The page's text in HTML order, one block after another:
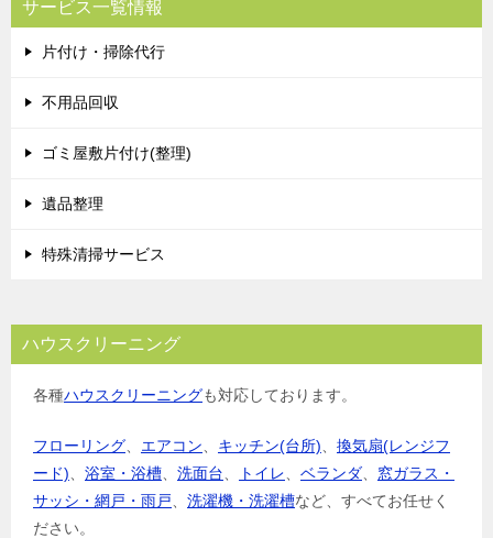
サービス一覧情報
片付け・掃除代行
不用品回収
ゴミ屋敷片付け(整理)
遺品整理
特殊清掃サービス
ハウスクリーニング
各種ハウスクリーニングも対応しております。
フローリング エアコン キッチン(台所)
換気扇(レンジフ
ード)
浴室・浴槽 洗面台 トイレ ベランダ
窓ガラス・
サッシ・網戸・雨戸
洗濯機・洗濯槽など、すべてお任せく
ださい。